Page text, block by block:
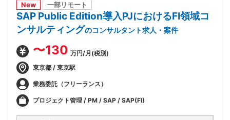
New 一部リモート
SAP Public Edition導入PJにおけるFI領域コ
ンサルティングのコンサルタント求人・案件
〜130 万円/月(税別)
東京都 / 東京駅
業務委託（フリーランス）
プロジェクト管理 / PM / SAP / SAP(FI)